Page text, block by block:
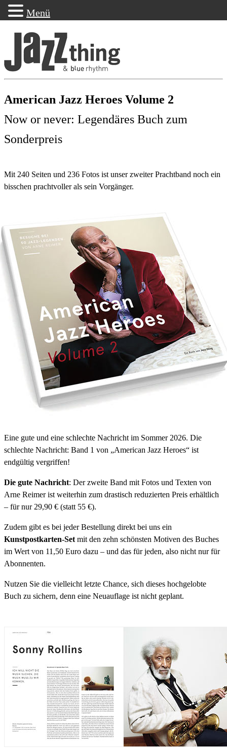
American Jazz Heroes Volume 2
Now or never: Legendäres Buch zum
Sonderpreis
Mit 240 Seiten und 236 Fotos ist unser zweiter Prachtband noch ein
bisschen prachtvoller als sein Vorgänger.
Eine gute und eine schlechte Nachricht im Sommer 2026. Die
schlechte Nachricht: Band 1 von „American Jazz Heroes“ ist
endgültig vergriffen!
Die gute Nachricht: Der zweite Band mit Fotos und Texten von
Arne Reimer ist weiterhin zum drastisch reduzierten Preis erhältlich
– für nur 29,90 € (statt 55 €).
Zudem gibt es bei jeder Bestellung direkt bei uns ein
Kunstpostkarten-Set mit den zehn schönsten Motiven des Buches
im Wert von 11,50 Euro dazu – und das für jeden, also nicht nur für
Abonnenten.
Nutzen Sie die vielleicht letzte Chance, sich dieses hochgelobte
Buch zu sichern, denn eine Neuauflage ist nicht geplant.
Menü